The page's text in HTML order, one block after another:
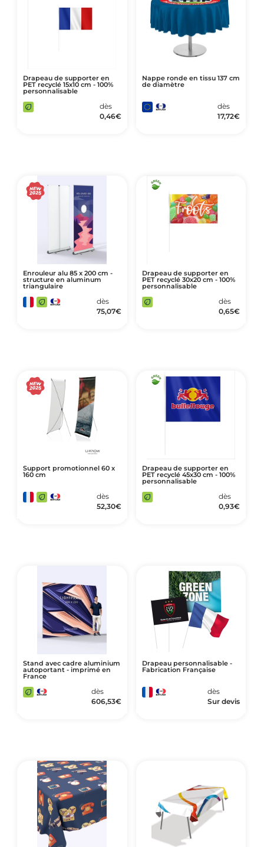
Drapeau de supporter en
PET recyclé 15x10 cm - 100%
personnalisable
dès
0,46€
Nappe ronde en tissu 137 cm
de diamètre
dès
17,72€
Enrouleur alu 85 x 200 cm -
structure en aluminum
triangulaire
dès
75,07€
Drapeau de supporter en
PET recyclé 30x20 cm - 100%
personnalisable
dès
0,65€
Support promotionnel 60 x
160 cm
dès
52,30€
Drapeau de supporter en
PET recyclé 45x30 cm - 100%
personnalisable
dès
0,93€
Stand avec cadre aluminium
autoportant - imprimé en
France
dès
606,53€
Drapeau personnalisable -
Fabrication Française
dès
Sur devis